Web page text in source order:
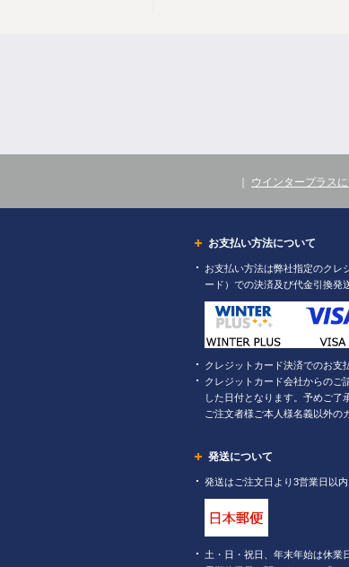
ウインタープラス
お支払い方法について
お支払い方法は弊社指定のクレ
ード）での決済及び代金引換発
クレジットカード決済でのお支
クレジットカード会社からのご
した日付となります。予めご了
ご注文者様ご本人様名義以外の
発送について
発送はご注文日より3営業日以
土・日・祝日、年末年始は休業